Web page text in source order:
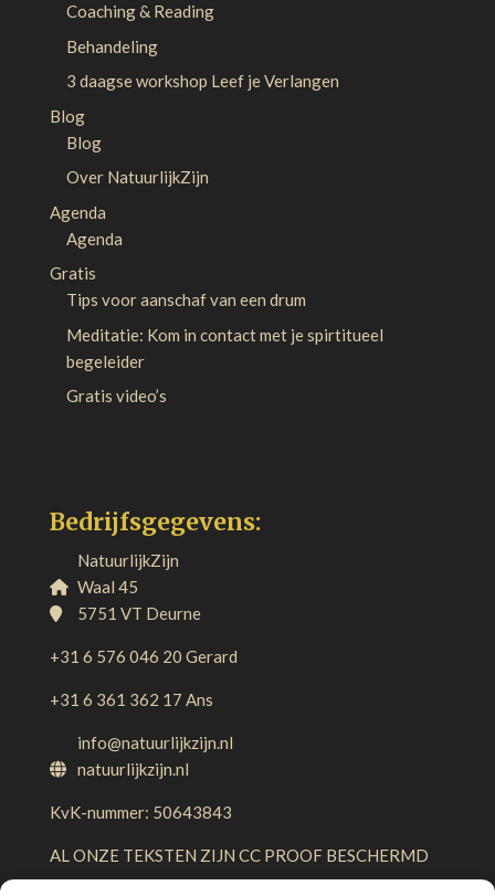
Coaching & Reading
Behandeling
3 daagse workshop Leef je Verlangen
Blog
Blog
Over NatuurlijkZijn
Agenda
Agenda
Gratis
Tips voor aanschaf van een drum
Meditatie: Kom in contact met je spirtitueel
begeleider
Gratis video’s
Bedrijfsgegevens:
NatuurlijkZijn
Waal 45
5751 VT Deurne
+31 6 576 046 20 Gerard
+31 6 361 362 17 Ans
info@natuurlijkzijn.nl
natuurlijkzijn.nl
KvK-nummer: 50643843
AL ONZE TEKSTEN ZIJN CC PROOF BESCHERMD